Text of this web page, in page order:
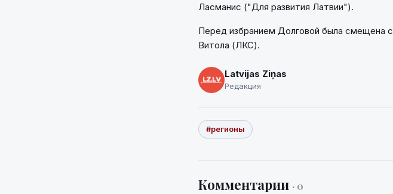
Ласманис ("Для развития Латвии").
Перед избранием Долговой была смещена
Витола (ЛКС).
Latvijas Ziņas
Редакция
#регионы
Комментарии · 0